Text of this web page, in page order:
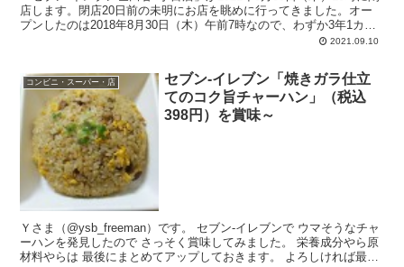
店します。閉店20日前の未明にお店を眺めに行ってきました。オー
プンしたのは2018年8月30日（木）午前7時なので、わずか3年1カ月
で閉店。閉店理由を店員さんにきいてみたところ。。。という様子は
2021.09.10
コンビニ・スーパー・店
セブン-イレブン「焼きガラ仕立
てのコク旨チャーハン」（税込
398円）を賞味～
Ｙさま（@ysb_freeman）です。 セブン-イレブンで ウマそうなチャ
ーハンを発見したので さっそく賞味してみました。 栄養成分やら原
材料やらは 最後にまとめてアップしておきます。 よろしければ最後